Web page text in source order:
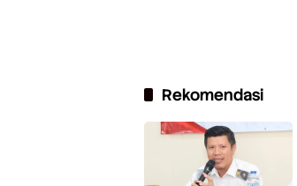
Rekomendasi